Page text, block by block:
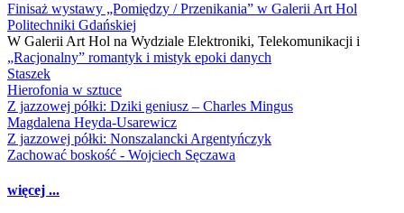
Finisaż wystawy „Pomiędzy / Przenikania” w Galerii Art Hol
Politechniki Gdańskiej
W Galerii Art Hol na Wydziale Elektroniki, Telekomunikacji i
„Racjonalny” romantyk i mistyk epoki danych
Staszek
Hierofonia w sztuce
Z jazzowej półki: Dziki geniusz – Charles Mingus
Magdalena Heyda-Usarewicz
Z jazzowej półki: Nonszalancki Argentyńczyk
Zachować boskość - Wojciech Sęczawa
więcej ...